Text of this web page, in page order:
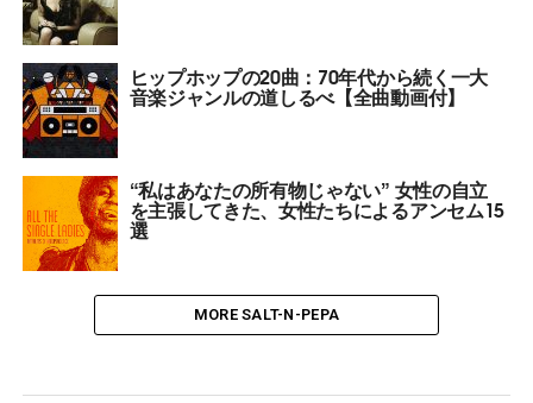
ヒップホップの20曲：70年代から続く一大
音楽ジャンルの道しるべ【全曲動画付】
“私はあなたの所有物じゃない” 女性の自立
を主張してきた、女性たちによるアンセム15
選
MORE SALT-N-PEPA